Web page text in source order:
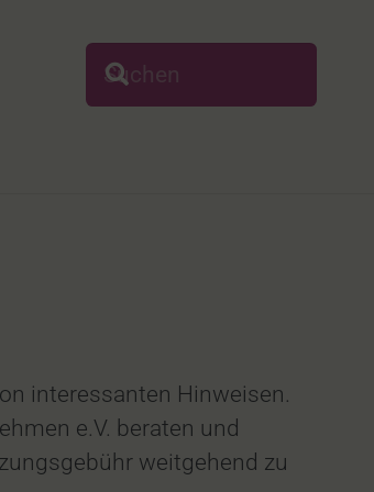
interessanten Hinweisen.
e.V. beraten und
weitgehend zu